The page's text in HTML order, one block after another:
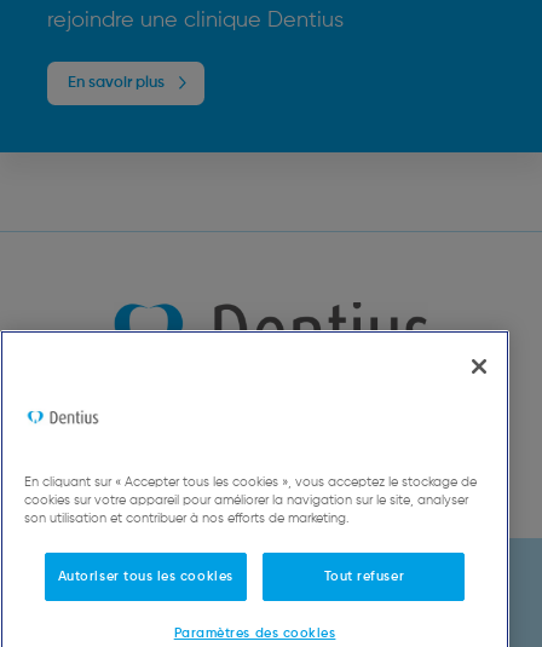
rejoindre une clinique Dentius
En savoir plus
© 2022, Dentius BV, Jan van Gentstraat 7/401, 2000 Anvers
Informations légales
En cliquant sur « Accepter tous les cookies », vous acceptez le stockage de
cookies sur votre appareil pour améliorer la navigation sur le site, analyser
son utilisation et contribuer à nos efforts de marketing.
Autoriser tous les cookies Tout refuser
Paramètres des cookies